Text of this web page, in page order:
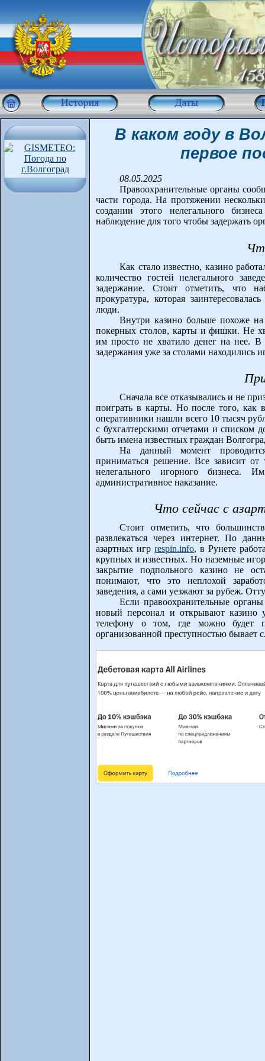
В каком году в
первое
08.05.2025
Правоохранительные органы
части города. На протяжении
создании этого нелегального
наблюдение для того чтобы задержать
Как стало известно, казино
количество гостей нелегального
задержание. Стоит отметить, что
прокуратура, которая
люди.
Внутри казино больше похоже
покерных столов, карты и фишки. Не
им просто не хватило денег на нее. В
задержания уже за столами находились
Сначала все отказывались и не
поиграть в карты. Но после того, как
оперативники нашли всего 10 тысяч
с бухгалтерскими отчетами и списком
быть имена известных граждан
На данный момент
приниматься решение. Все зависит от
нелегального игорного
административное наказание.
Что сейчас с
Стоит отметить, что
развлекаться через интернет. По
азартных игрrespin.info, в Рунете
крупных и известных. Но наземные
закрытие подпольного казино не
понимают, что это неплохой
заведения, а сами уезжают за рубеж.
Если правоохранительные
новый персонал и открывают казино
телефону о том, где можно будет
организованной преступностью бывает